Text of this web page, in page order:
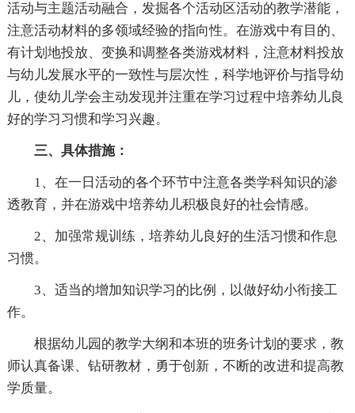
活动与主题活动融合，发掘各个活动区活动的教学潜能，
注意活动材料的多领域经验的指向性。在游戏中有目的、
有计划地投放、变换和调整各类游戏材料，注意材料投放
与幼儿发展水平的一致性与层次性，科学地评价与指导幼
儿，使幼儿学会主动发现并注重在学习过程中培养幼儿良
好的学习习惯和学习兴趣。
三、具体措施：
1、在一日活动的各个环节中注意各类学科知识的渗
透教育，并在游戏中培养幼儿积极良好的社会情感。
2、加强常规训练，培养幼儿良好的生活习惯和作息
习惯。
3、适当的增加知识学习的比例，以做好幼小衔接工
作。
根据幼儿园的教学大纲和本班的班务计划的要求，教
师认真备课、钻研教材，勇于创新，不断的改进和提高教
学质量。